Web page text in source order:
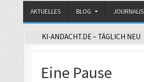
AKTUELLES BLOG
KI-ANDACHT.DE – TÄGLICH NEU